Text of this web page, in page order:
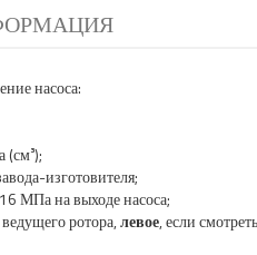
насоса:
(см³);
изготовителя;
МПа на выходе насоса;
ротора,левое, если